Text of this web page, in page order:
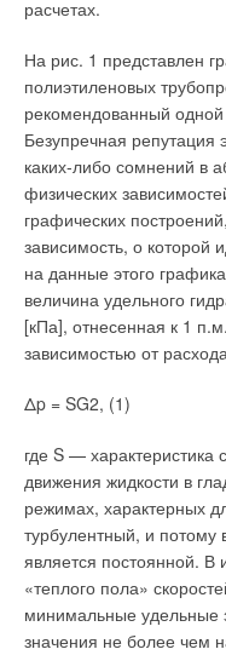
расчетах.
На рис. 1 представлен
полиэтиленовых
рекомендованный
Безупречная
каких-либо сомнений в
физических
графических
зависимость, о которой
на данные этого
величина удельного
[кПа], отнесенная к 1
зависимостью от
Δp = SG2, (1)
где S — характеристика
движения жидкости в
режимах, характерных
турбулентный, и потому
является постоянной. В
«теплого пола»
минимальные удельные
значения не более чем
приборы учета
офиса управляющей
реализован на базе
обеспечить высокую
И конечно же — узел
вводе в здание. Все
общего пользования,
эксплуатирующей
доступ. Таким образом,
полную картину
какое количество тепла
Теплосчетчик для
Внедрение любого
несложно включить в
их стоимость
убедить жильцов
оборудование?
управляющей
украинских коллег.
«Мы принимаем на
доступными такие
централизованное
при помощи RMB
управление и
оператора RMZ 792;
управление и
коммуникации через
модуль OZW 772;
максимальная
соответствующей
нагрев/охлаждение)
При интеграции через
физические адреса
Интеграция в систему
программирование
помощи Desigo XWP.
осуществлять
адресацию.
Предусмотрена также
систему с устройствами
Интеграция комнатных